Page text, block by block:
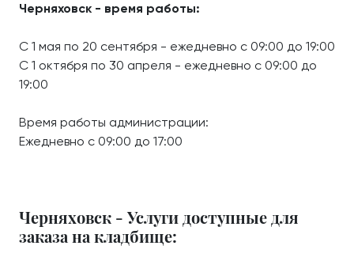
Черняховск - время работы:
С 1 мая по 20 сентября - ежедневно с 09:00 до 19:00
С 1 октября по 30 апреля - ежедневно с 09:00 до
19:00
Время работы администрации:
Ежедневно с 09:00 до 17:00
Черняховск - Услуги доступные для
заказа на кладбище: